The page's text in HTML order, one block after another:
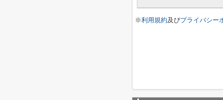
※利用規約及びプライバシー